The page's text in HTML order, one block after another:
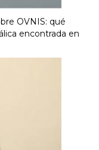
OVNIS: qué
encontrada en